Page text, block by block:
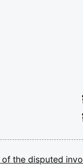
of the disputed